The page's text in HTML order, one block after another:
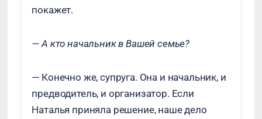
покажет.
— А кто начальник в Вашей семье?
— Конечно же, супруга. Она и начальник, и
предводитель, и организатор. Если
Наталья приняла решение, наше дело